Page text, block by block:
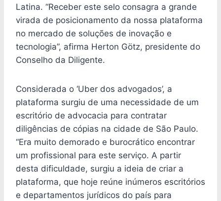
Latina. “Receber este selo consagra a grande
virada de posicionamento da nossa plataforma
no mercado de soluções de inovação e
tecnologia”, afirma Herton Götz, presidente do
Conselho da Diligente.
Considerada o ‘Uber dos advogados’, a
plataforma surgiu de uma necessidade de um
escritório de advocacia para contratar
diligências de cópias na cidade de São Paulo.
“Era muito demorado e burocrático encontrar
um profissional para este serviço. A partir
desta dificuldade, surgiu a ideia de criar a
plataforma, que hoje reúne inúmeros escritórios
e departamentos jurídicos do país para